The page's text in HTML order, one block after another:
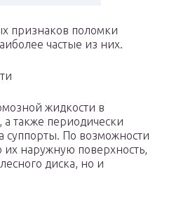
признаков поломки
частые из них.
жидкости в
также периодически
По возможности
их наружную поверхность,
диска, но и